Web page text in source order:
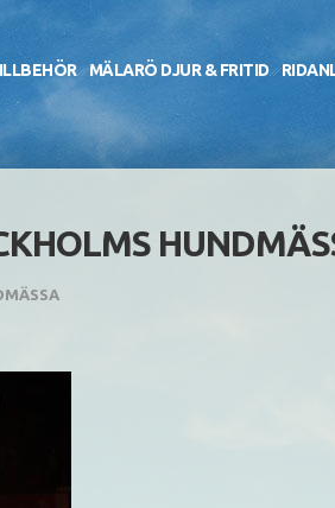
MÄLARÖ DJUR & FRITID